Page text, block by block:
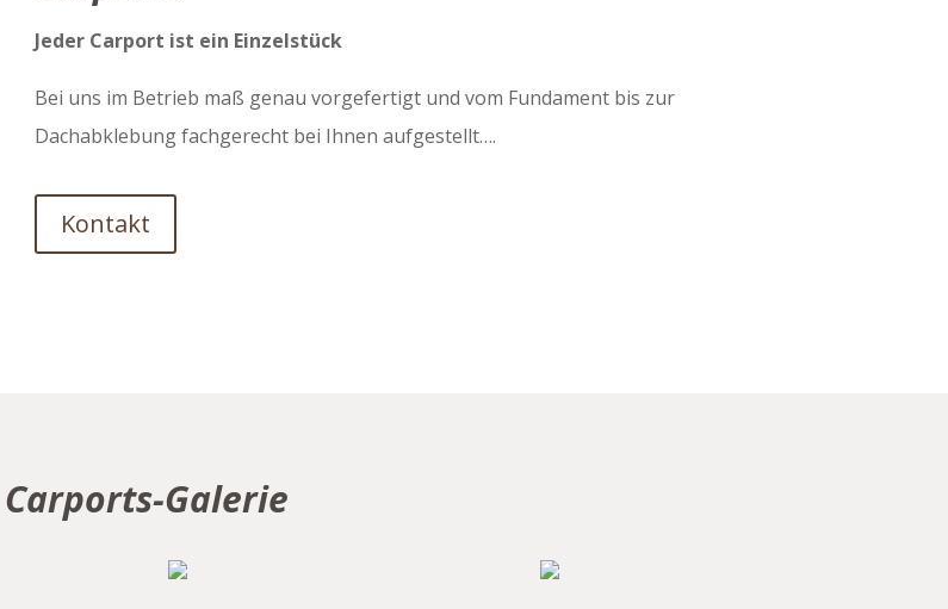
Jeder Carport ist ein Einzelstück
Bei uns im Betrieb maß genau vorgefertigt und vom Fundament bis zur
Dachabklebung fachgerecht bei Ihnen aufgestellt….
Kontakt
Carports-Galerie